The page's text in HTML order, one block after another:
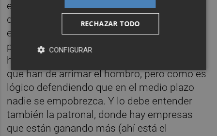
existir de nuevo héroes de la retirada. Creo
que lo han entendido ya los sindicatos que,
en el espacio del empleo público, ya han
pactado que los incrementos de sueldo se
hagan de forma progresiva. Conscientes de
que han de arrimar el hombro, pero como es
lógico defendiendo que en el medio plazo
nadie se empobrezca. Y lo debe entender
también la patronal, donde hay empresas
que están ganando más (ahí está el
RECHAZAR TODO
CONFIGURAR